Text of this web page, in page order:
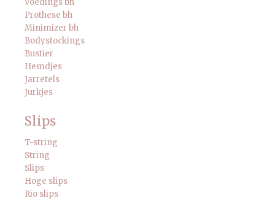
Prothese bh
Minimizer bh
Bodystockings
Bustier
Hemdjes
Jarretels
Jurkjes
Slips
T-string
String
Slips
Hoge slips
Rio slips